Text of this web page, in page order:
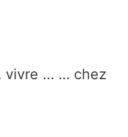
vivre … … chez